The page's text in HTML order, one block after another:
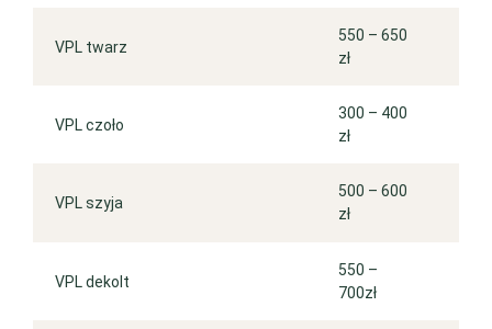
VPL twarz
550 – 650
zł
VPL czoło
300 – 400
zł
VPL szyja
500 – 600
zł
VPL dekolt
550 –
700zł